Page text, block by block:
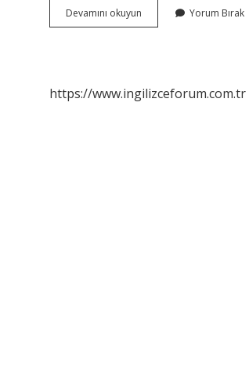
Devamını okuyun
Fıstığının
Yorum Bırak
https://www.ingilizceforum.com.tr